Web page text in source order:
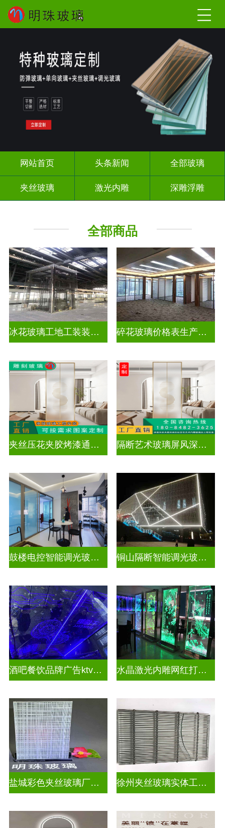
网站首页 头条新闻 全部玻璃
夹丝玻璃 激光内雕 深雕浮雕
千 层 镜
全部商品
冰花玻璃工地工装装饰玻璃 碎花玻璃价格表生产电话
夹丝压花夹胶烤漆通电深雕浮雕玻璃 隔断艺术玻璃屏风深雕浮雕玻璃
鼓楼电控智能调光玻璃安装方法 铜山隔断智能调光玻璃安装电话
酒吧餐饮品牌广告ktv激光内雕发光艺术玻璃 水晶激光内雕网红打卡背景
盐城彩色夹丝玻璃厂招聘 徐州夹丝玻璃实体工厂地址